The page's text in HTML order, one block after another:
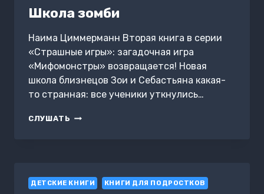
Школа зомби
Наима Циммерманн Вторая книга в серии
«Страшные игры»: загадочная игра
«Мифомонстры» возвращается! Новая
школа близнецов Зои и Себастьяна какая-
то странная: все ученики уткнулись…
СЛУШАТЬ ШКОЛА
ДЕТСКИЕ КНИГИ КНИГИ ДЛЯ ПОДРОСТКОВ